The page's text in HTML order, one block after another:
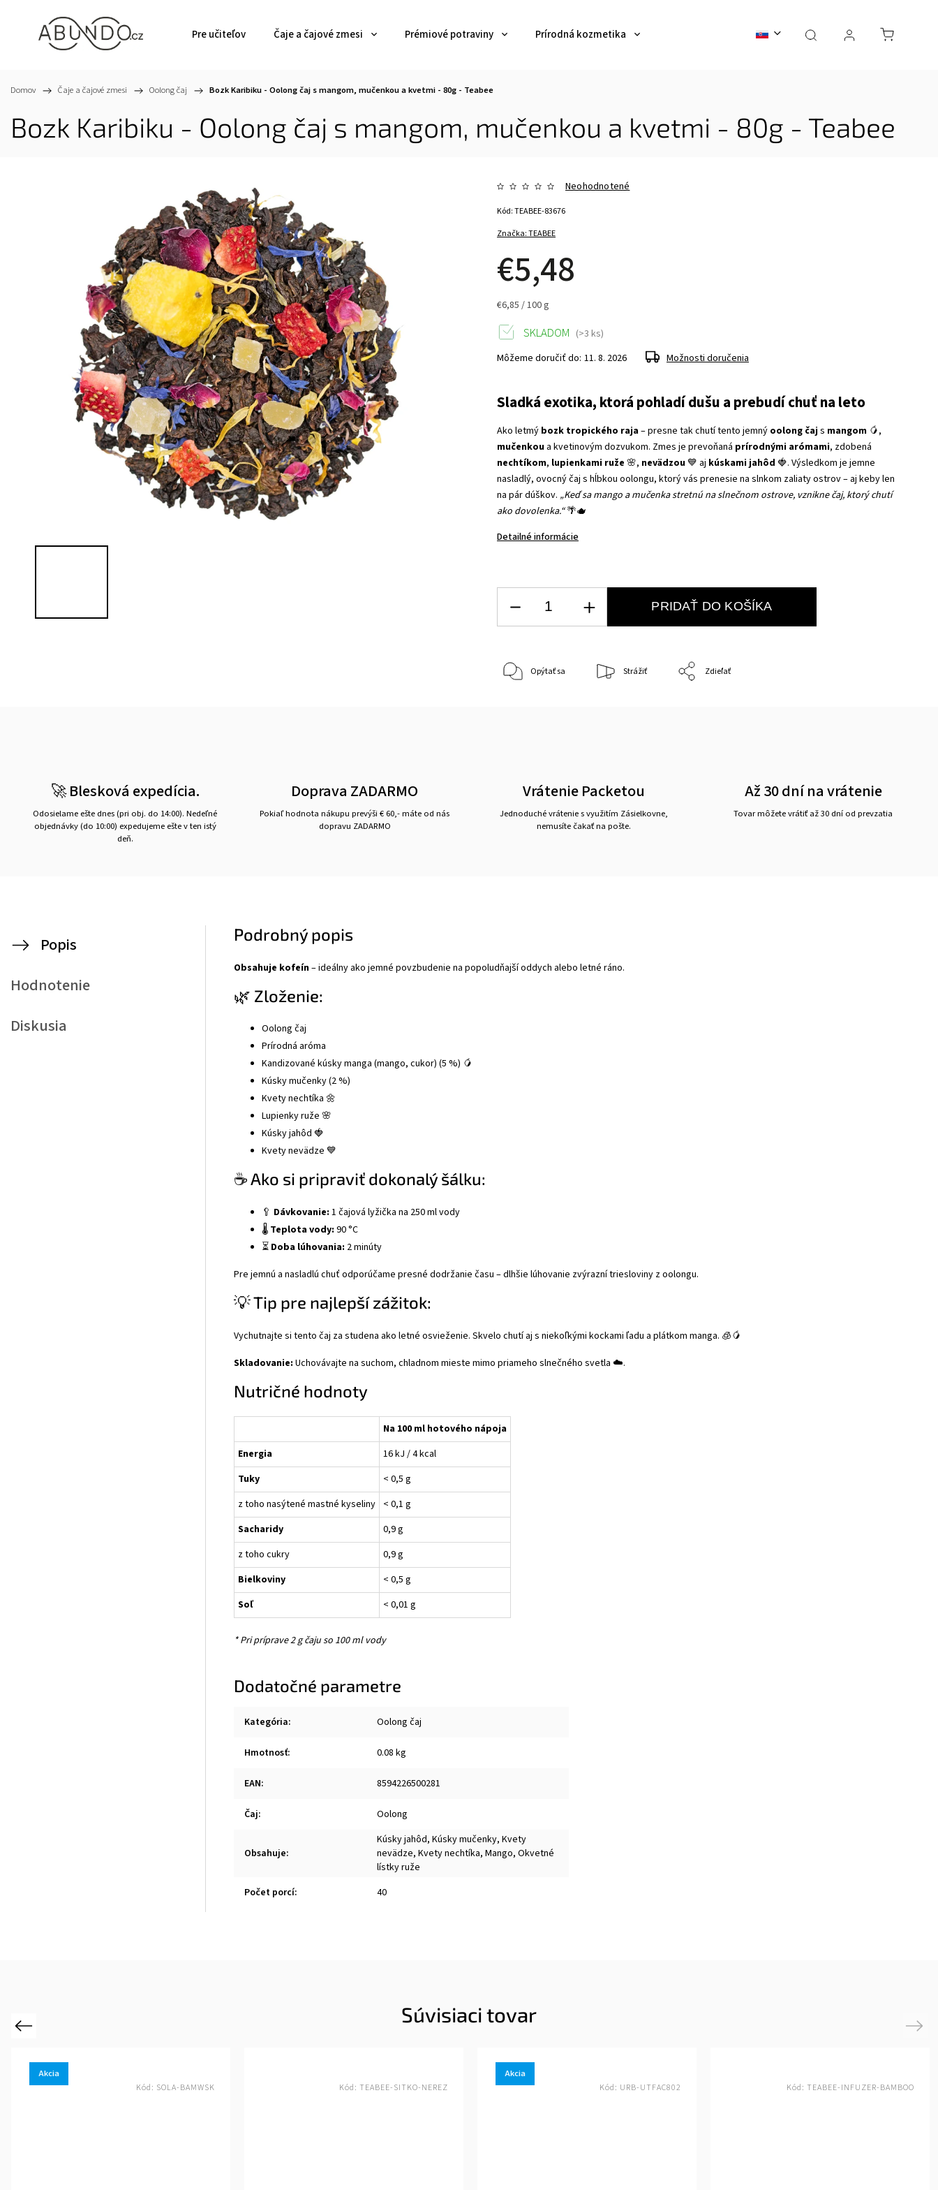
Pre učiteľov Čaje a čajové zmesi Prémiové potraviny Prírodná kozmetika Sviečky Akcia
Domov / Čaje a čajové zmesi / Oolong čaj / Bozk Karibiku - Oolong čaj s mangom, mučenkou a kvetmi - 80g - Teabee
Bozk Karibiku - Oolong čaj s mangom, mučenkou a kvetmi - 80g - Teabee
Značka:TEABEE
Neohodnotené
€5,48
€6,85 / 100 g
Kód:TEABEE-83676
Sladká exotika, ktorá pohladí dušu a prebudí chuť na leto
Ako letmý bozk tropického raja– presne tak chutí tento jemný oolong čajs mangom 🥭,
mučenkou a kvetinovým dozvukom. Zmes je prevoňaná prírodnými arómami, zdobená
nechtíkom, lupienkami ruže 🌸, nevädzou💙 aj kúskami jahôd 🍓. Výsledkom je jemne
nasladlý, ovocný čaj s hĺbkou oolongu, ktorý vás prenesie na slnkom zaliaty ostrov – aj keby len
na pár dúškov. „Keď sa mango a mučenka stretnú na slnečnom ostrove, vznikne čaj, ktorý chutí
ako dovolenka.“🌴🫖
Detailné informácie
SKLADOM (>3 ks)
Môžeme doručiť do: 11. 8. 2026 Možnosti doručenia
PRIDAŤ DO KOŠÍKA
Opýtať sa Strážiť Zdieľať
🚀 Blesková expedícia.
Odosielame ešte dnes (pri obj. do 14:00). Nedeľné
objednávky (do 10:00) expedujeme ešte v ten istý
deň.
Doprava ZADARMO
Pokiaľ hodnota nákupu prevýši € 60,- máte od nás
dopravu ZADARMO
Vrátenie Packetou
Jednoduché vrátenie s využitím Zásielkovne,
nemusíte čakať na pošte.
Až 30 dní na vrátenie
Tovar môžete vrátiť až 30 dní od prevzatia
Popis
Hodnotenie
Diskusia
Podrobný popis
Obsahuje kofeín– ideálny ako jemné povzbudenie na popoludňajší oddych alebo letné ráno.
🌿 Zloženie:
Oolong čaj
Prírodná aróma
Kandizované kúsky manga (mango, cukor) (5 %) 🥭
Kúsky mučenky (2 %)
Kvety nechtíka 🌼
Lupienky ruže 🌸
Kúsky jahôd 🍓
Kvety nevädze 💙
☕ Ako si pripraviť dokonalý šálku:
🥄 Dávkovanie: 1 čajová lyžička na 250 ml vody
🌡️ Teplota vody: 90 °C
⏳ Doba lúhovania: 2 minúty
Pre jemnú a nasladlú chuť odporúčame presné dodržanie času – dlhšie lúhovanie zvýrazní triesloviny z oolongu.
💡 Tip pre najlepší zážitok:
Vychutnajte si tento čaj za studena ako letné osvieženie. Skvelo chutí aj s niekoľkými kockami ľadu a plátkom manga. 🧊🥭
Skladovanie: Uchovávajte na suchom, chladnom mieste mimo priameho slnečného svetla ☁️.
Nutričné hodnoty
Na 100 ml hotového nápoja
Energia
16 kJ / 4 kcal
Tuky
< 0,5 g
z toho nasýtené mastné kyseliny < 0,1 g
Sacharidy
0,9 g
z toho cukry
0,9 g
Bielkoviny
< 0,5 g
Soľ
< 0,01 g
* Pri príprave 2 g čaju so 100 ml vody
Dodatočné parametre
Kategória: Oolong čaj
Hmotnosť: 0.08 kg
EAN: 8594226500281
Čaj: Oolong
Obsahuje:
Kúsky jahôd, Kúsky mučenky, Kvety
nevädze, Kvety nechtíka, Mango, Okvetné
lístky ruže
Počet porcí: 40
Súvisiaci tovar
Previous
Akcia
Kód: SOLA-BAMWSK Kód: TEABEE-SITKO-NEREZ
Akcia
Kód: URB-UTFAC802 Kód: TEABEE-INFUZER-BAMBOO
Next